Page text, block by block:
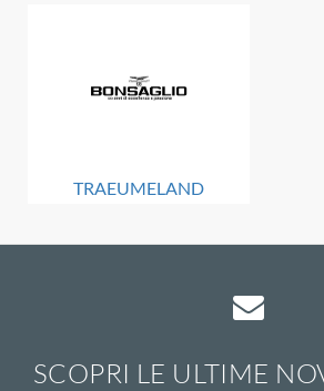
TRAEUMELAND
SCOPRI LE ULTIME